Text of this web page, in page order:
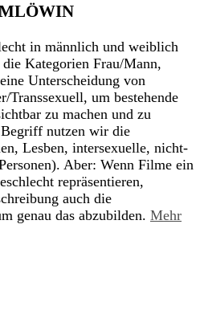
in männlich und weiblich
Kategorien Frau/Mann,
Unterscheidung von
Transsexuell, um bestehende
zu machen und zu
nutzen wir die
Lesben, intersexuelle, nicht-
Aber: Wenn Filme ein
repräsentieren,
auch die
genau das abzubilden. Mehr